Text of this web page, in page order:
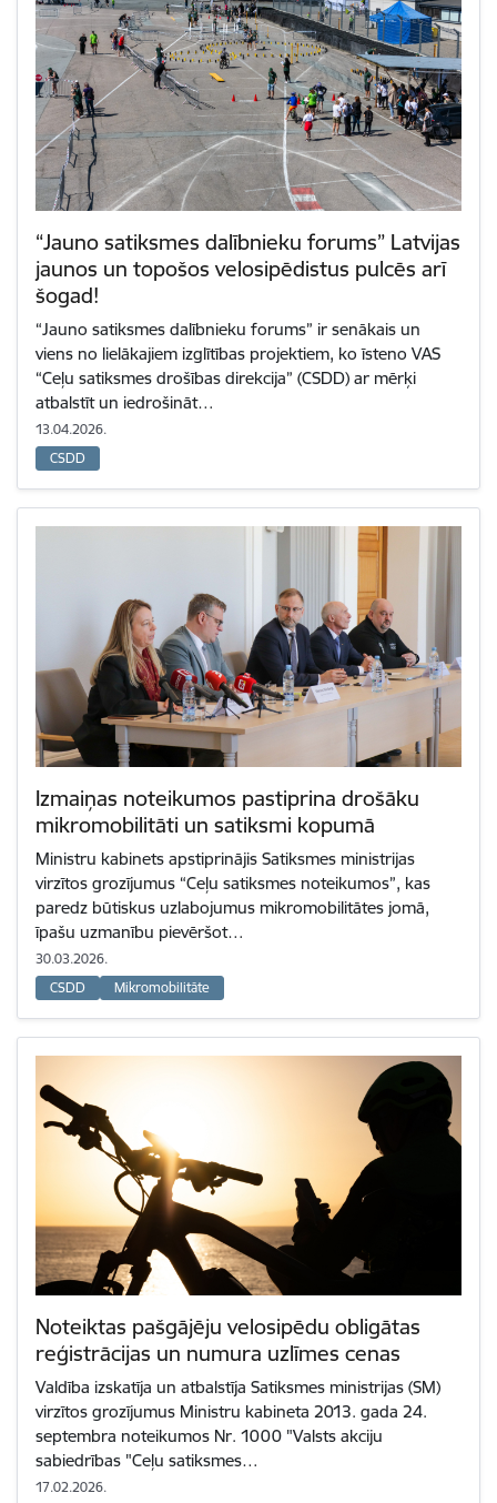
“Jauno satiksmes dalībnieku forums” Latvijas
jaunos un topošos velosipēdistus pulcēs arī
šogad!
“Jauno satiksmes dalībnieku forums” ir senākais un
viens no lielākajiem izglītības projektiem, ko īsteno VAS
“Ceļu satiksmes drošības direkcija” (CSDD) ar mērķi
atbalstīt un iedrošināt…
13.04.2026.
CSDD
Izmaiņas noteikumos pastiprina drošāku
mikromobilitāti un satiksmi kopumā
Ministru kabinets apstiprinājis Satiksmes ministrijas
virzītos grozījumus “Ceļu satiksmes noteikumos”, kas
paredz būtiskus uzlabojumus mikromobilitātes jomā,
īpašu uzmanību pievēršot…
30.03.2026.
CSDD
Mikromobilitāte
Noteiktas pašgājēju velosipēdu obligātas
reģistrācijas un numura uzlīmes cenas
Valdība izskatīja un atbalstīja Satiksmes ministrijas (SM)
virzītos grozījumus Ministru kabineta 2013. gada 24.
septembra noteikumos Nr. 1000 "Valsts akciju
sabiedrības "Ceļu satiksmes…
17.02.2026.